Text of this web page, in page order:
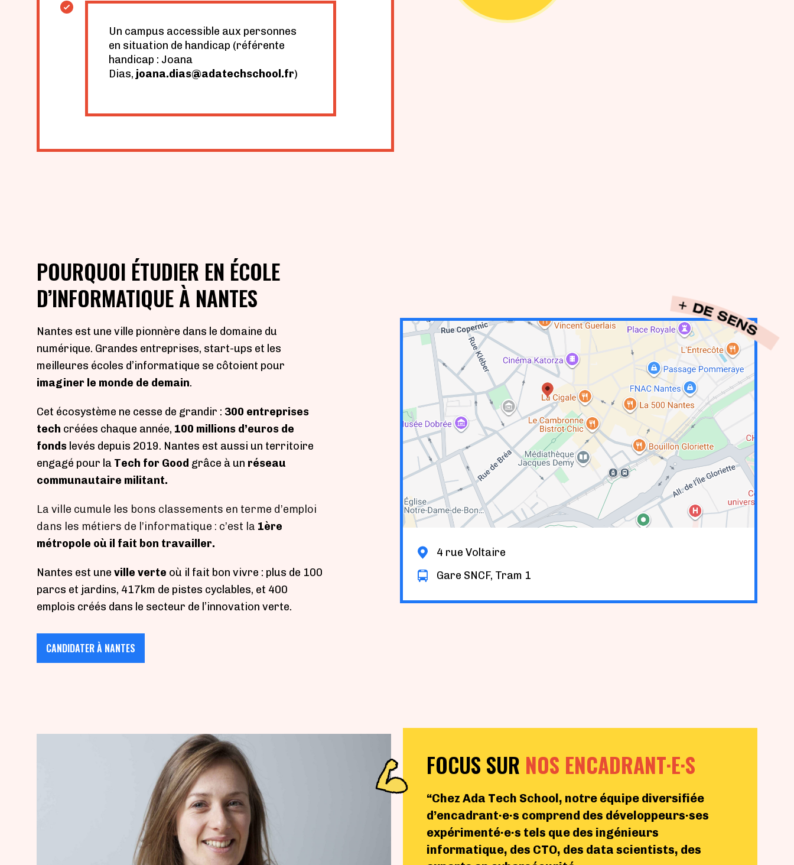
Un campus accessible aux personnes
en situation de handicap (référente
handicap : Joana
Dias, joana.dias@adatechschool.fr)
POURQUOI ÉTUDIER EN ÉCOLE
D’INFORMATIQUE À NANTES
Nantes est une ville pionnère dans le domaine du
numérique. Grandes entreprises, start-ups et les
meilleures écoles d’informatique se côtoient pour
imaginer le monde de demain.
Cet écosystème ne cesse de grandir : 300 entreprises
tech créées chaque année, 100 millions d’euros de
fonds levés depuis 2019. Nantes est aussi un territoire
engagé pour la Tech for Good grâce à un réseau
communautaire militant.
La ville cumule les bons classements en terme d’emploi
dans les métiers de l’informatique : c’est la 1ère
métropole où il fait bon travailler.
Nantes est une ville verte où il fait bon vivre : plus de 100
parcs et jardins, 417km de pistes cyclables, et 400
emplois créés dans le secteur de l’innovation verte.
CANDIDATER À NANTES
4 rue Voltaire
Gare SNCF, Tram 1
FOCUS SUR NOS ENCADRANT·E·S
“Chez Ada Tech School, notre équipe diversifiée
d’encadrant·e·s comprend des développeurs·ses
expérimenté·e·s tels que des ingénieurs
informatique, des CTO, des data scientists, des